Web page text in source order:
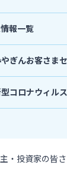
報一覧
ぎんお客さま
コロナウィル
・投資家の皆